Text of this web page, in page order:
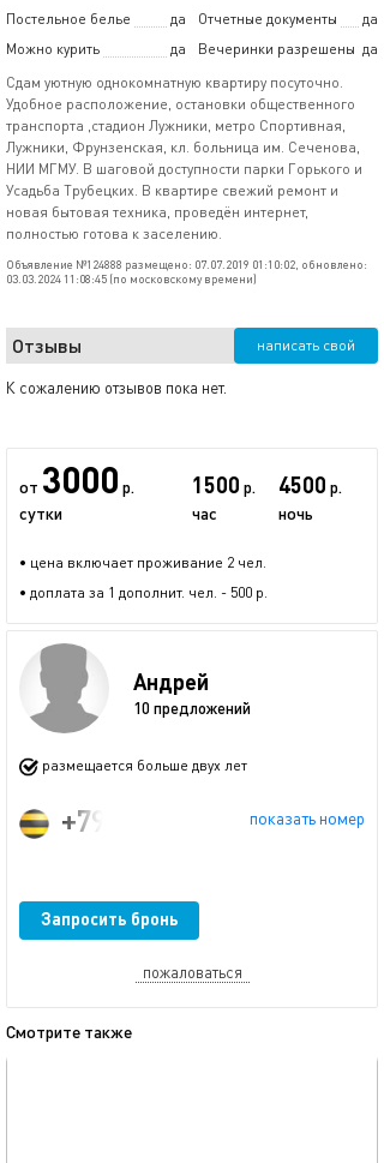
Постельное белье да Отчетные документы
да
Можно курить
да Вечеринки разрешены да
Сдам уютную однокомнатную квартиру посуточно.
Удобное расположение, остановки общественного
транспорта ,стадион Лужники, метро Спортивная,
Лужники, Фрунзенская, кл. больница им. Сеченова,
НИИ МГМУ. В шаговой доступности парки Горького и
Усадьба Трубецких. В квартире свежий ремонт и
новая бытовая техника, проведён интернет,
полностью готова к заселению.
Объявление №124888 размещено: 07.07.2019 01:10:02, обновлено:
03.03.2024 11:08:45 (по московскому времени)
Отзывы написать свой
К сожалению отзывов пока нет.
от 3000 р.
сутки
1500 р.
час
4500 р.
ночь
• цена включает проживание 2 чел.
• доплата за 1 дополнит. чел. - 500 р.
Андрей
10 предложений
размещается больше двух лет
показать номер
+79771954376
Запросить бронь
пожаловаться
Смотрите также